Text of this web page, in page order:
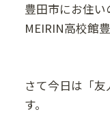
豊田市にお住い
MEIRIN高校館
さて今日は「
す。